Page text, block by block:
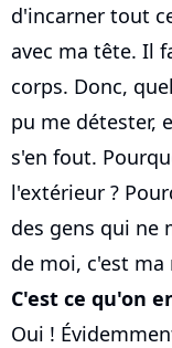
d'incarner tout
avec ma tête. Il
corps. Donc,
pu me détester,
s'en fout.
l'extérieur ?
des gens qui ne
de moi, c'est
C'est ce qu'on
Oui !